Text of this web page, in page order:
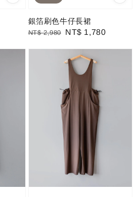
銀箔刷色牛仔長裙
Regular
NT$ 2,980
Sale
NT$ 1,780